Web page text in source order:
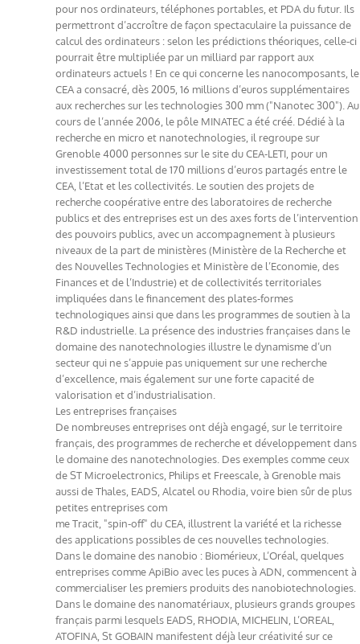
pour nos ordinateurs, téléphones portables, et PDA du futur. Ils
permettront d’accroître de façon spectaculaire la puissance de
calcul des ordinateurs : selon les prédictions théoriques, celle-ci
pourrait être multipliée par un milliard par rapport aux
ordinateurs actuels ! En ce qui concerne les nanocomposants, le
CEA a consacré, dès 2005, 16 millions d’euros supplémentaires
aux recherches sur les technologies 300 mm ("Nanotec 300"). Au
cours de l’année 2006, le pôle MINATEC a été créé. Dédié à la
recherche en micro et nanotechnologies, il regroupe sur
Grenoble 4000 personnes sur le site du CEA-LETI, pour un
investissement total de 170 millions d’euros partagés entre le
CEA, l’Etat et les collectivités. Le soutien des projets de
recherche coopérative entre des laboratoires de recherche
publics et des entreprises est un des axes forts de l’intervention
des pouvoirs publics, avec un accompagnement à plusieurs
niveaux de la part de ministères (Ministère de la Recherche et
des Nouvelles Technologies et Ministère de l’Economie, des
Finances et de l’Industrie) et de collectivités territoriales
impliquées dans le financement des plates-formes
technologiques ainsi que dans les programmes de soutien à la
R&D industrielle. La présence des industries françaises dans le
domaine des nanotechnologies illustre le dynamisme d’un
secteur qui ne s’appuie pas uniquement sur une recherche
d’excellence, mais également sur une forte capacité de
valorisation et d’industrialisation.
Les entreprises françaises
De nombreuses entreprises ont déjà engagé, sur le territoire
français, des programmes de recherche et développement dans
le domaine des nanotechnologies. Des exemples comme ceux
de ST Microelectronics, Philips et Freescale, à Grenoble mais
aussi de Thales, EADS, Alcatel ou Rhodia, voire bien sûr de plus
petites entreprises com
me Tracit, "spin-off" du CEA, illustrent la variété et la richesse
des applications possibles de ces nouvelles technologies.
Dans le domaine des nanobio : Biomérieux, L’Oréal, quelques
entreprises comme ApiBio avec les puces à ADN, commencent à
commercialiser les premiers produits des nanobiotechnologies.
Dans le domaine des nanomatériaux, plusieurs grands groupes
français parmi lesquels EADS, RHODIA, MICHELIN, L’OREAL,
ATOFINA, St GOBAIN manifestent déjà leur créativité sur ce